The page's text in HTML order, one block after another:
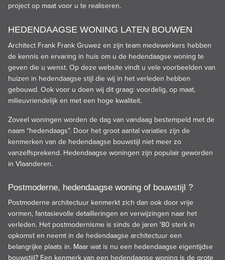
project op maat voor u te realiseren.
HEDENDAAGSE WONING LATEN BOUWEN
Architect Frank Frank Gruwez en zijn team medewerkers hebben
de kennis en ervaring in huis om u de hedendaagse woning te
geven die u wenst. Op deze website vindt u vele voorbeelden van
huizen in hedendaagse stijl die wij in het verleden hebben
gebouwd. Ook voor u doen wij dit graag: voordelig, op maat,
milieuvriendelijk en met een hoge kwaliteit.
Zoveel woningen worden de dag van vandaag bestempeld met de
naam “hedendaags”. Door het groot aantal variaties zijn de
kenmerken van de hedendaagse bouwstijl niet meer zo
vanzelfsprekend. Hedendaagse woningen zijn populair geworden
in Vlaanderen.
Postmoderne, hedendaagse woning of bouwstijl ?
Postmoderne architectuur kenmerkt zich dan ook door vrije
vormen, fantasievolle detailleringen en verwijzingen naar het
verleden. Het postmodernisme is sinds de jaren '80 sterk in
opkomst en neemt in de hedendaagse architectuur een
belangrijke plaats in. Maar wat is nu een hedendaagse eigentijdse
bouwstijl? Een kenmerk van een hedendaagse woning is de grote